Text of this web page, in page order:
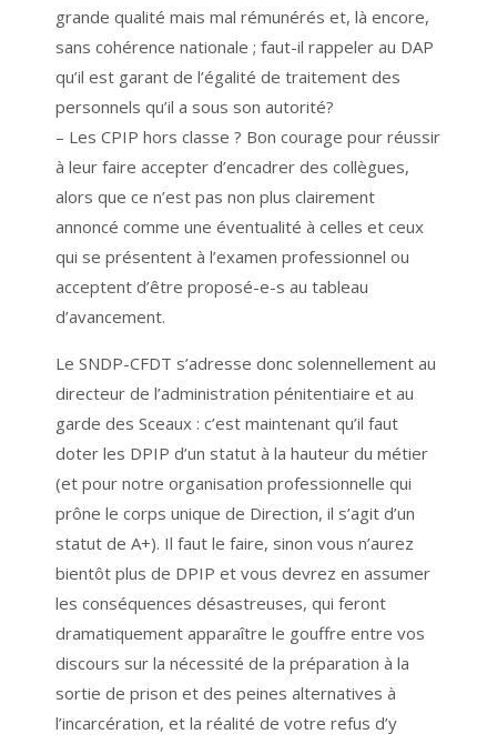
grande qualité mais mal rémunérés et, là encore,
sans cohérence nationale ; faut-il rappeler au DAP
qu’il est garant de l’égalité de traitement des
personnels qu’il a sous son autorité?
– Les CPIP hors classe ? Bon courage pour réussir
à leur faire accepter d’encadrer des collègues,
alors que ce n’est pas non plus clairement
annoncé comme une éventualité à celles et ceux
qui se présentent à l’examen professionnel ou
acceptent d’être proposé-e-s au tableau
d’avancement.
Le SNDP-CFDT s’adresse donc solennellement au
directeur de l’administration pénitentiaire et au
garde des Sceaux : c’est maintenant qu’il faut
doter les DPIP d’un statut à la hauteur du métier
(et pour notre organisation professionnelle qui
prône le corps unique de Direction, il s’agit d’un
statut de A+). Il faut le faire, sinon vous n’aurez
bientôt plus de DPIP et vous devrez en assumer
les conséquences désastreuses, qui feront
dramatiquement apparaître le gouffre entre vos
discours sur la nécessité de la préparation à la
sortie de prison et des peines alternatives à
l’incarcération, et la réalité de votre refus d’y